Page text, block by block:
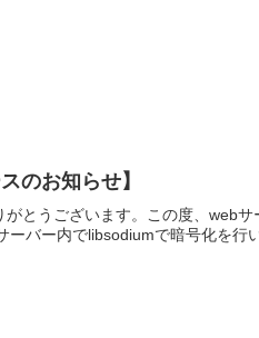
のお知らせ】
とうございます。この度、web
ーバー内でlibsodiumで暗号化を行